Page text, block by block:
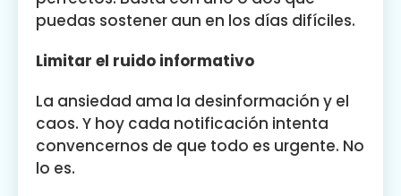
puedas sostener aun en los días difíciles.
Limitar el ruido informativo
La ansiedad ama la desinformación y el
caos. Y hoy cada notificación intenta
convencernos de que todo es urgente. No
lo es.